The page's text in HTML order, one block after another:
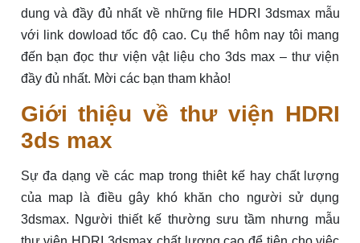
dung và đầy đủ nhất về những file HDRI 3dsmax mẫu
với link dowload tốc độ cao. Cụ thể hôm nay tôi mang
đến bạn đọc thư viện vật liệu cho 3ds max – thư viện
đầy đủ nhất. Mời các bạn tham khảo!
Giới thiệu về thư viện HDRI
3ds max
Sự đa dạng về các map trong thiêt kế hay chất lượng
của map là điều gây khó khăn cho người sử dụng
3dsmax. Người thiết kế thường sưu tầm nhưng mẫu